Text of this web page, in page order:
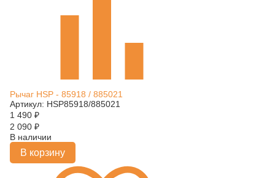
Рычаг HSP - 85918 / 885021
Артикул: HSP85918/885021
1 490 ₽
2 090 ₽
В наличии
В корзину